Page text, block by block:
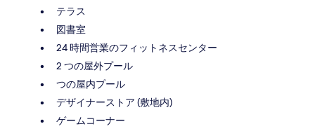
テラス
図書室
24 時間営業のフィットネスセンター
2 つの屋外プール
つの屋内プール
デザイナーストア (敷地内)
ゲームコーナー